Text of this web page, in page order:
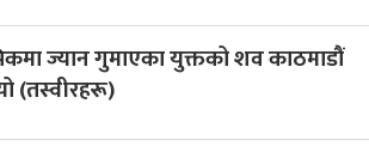
ज्यान गुमाएका युक्तको शव काठमाडौं
(तस्वीरहरू)